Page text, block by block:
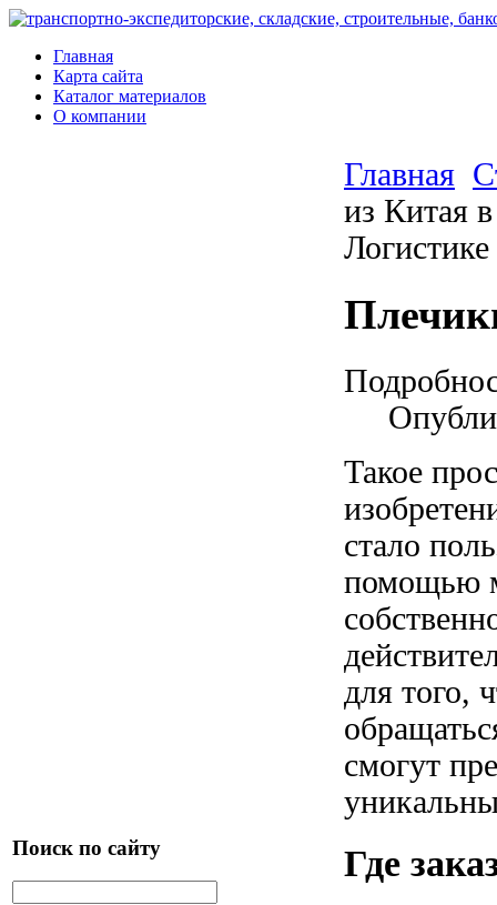
Главная
Карта сайта
Каталог материалов
О компании
Поиск по сайту
Главная
из Китая
Такое
стало
помощью
для того,
смогут
Где